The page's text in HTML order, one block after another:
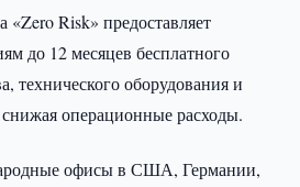
Risk» предоставляет
до 12 месяцев бесплатного
технического оборудования и
операционные расходы.
офисы в США, Германии,